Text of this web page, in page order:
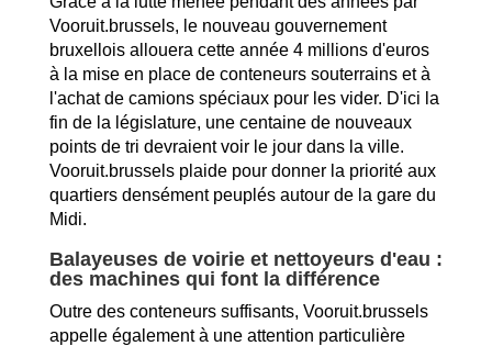
Vooruit.brussels, le nouveau gouvernement
bruxellois allouera cette année 4 millions d'euros
à la mise en place de conteneurs souterrains et à
l'achat de camions spéciaux pour les vider. D'ici la
fin de la législature, une centaine de nouveaux
points de tri devraient voir le jour dans la ville.
Vooruit.brussels plaide pour donner la priorité aux
quartiers densément peuplés autour de la gare du
Midi.
Balayeuses de voirie et nettoyeurs d'eau :
des machines qui font la différence
Outre des conteneurs suffisants, Vooruit.brussels
appelle également à une attention particulière